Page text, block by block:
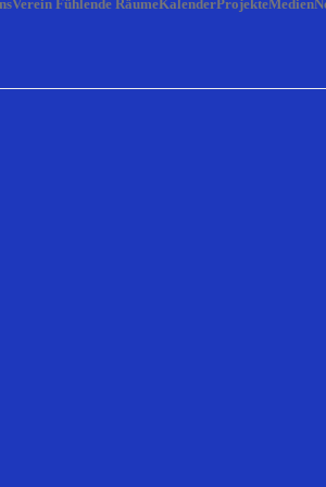
Verein Fühlende RäumeKalenderProjekteMedien